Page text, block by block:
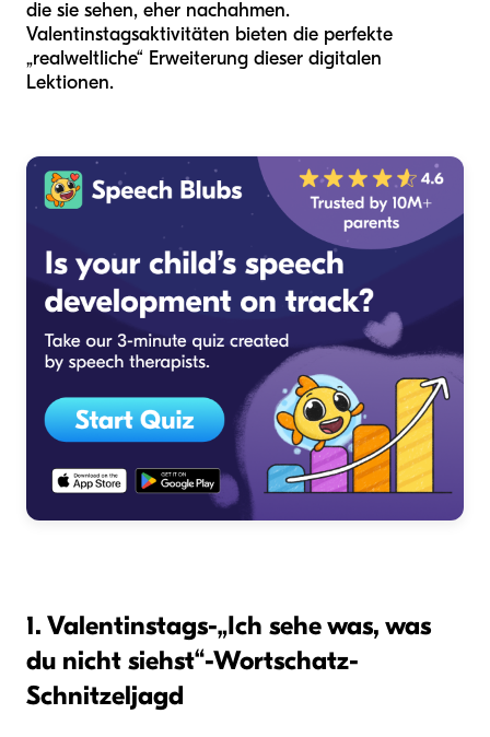
die sie sehen, eher nachahmen.
Valentinstagsaktivitäten bieten die perfekte
„realweltliche“ Erweiterung dieser digitalen
Lektionen.
1. Valentinstags-„Ich sehe was, was
du nicht siehst“-Wortschatz-
Schnitzeljagd